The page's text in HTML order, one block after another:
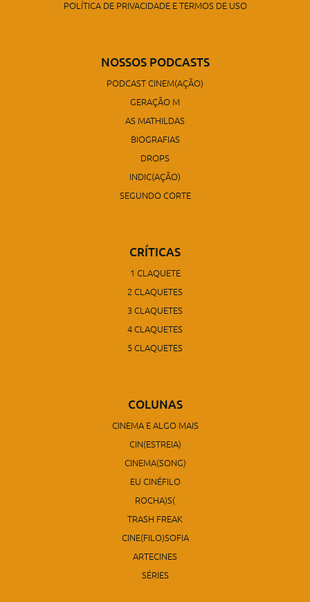
POLÍTICA DE PRIVACIDADE E TERMOS DE USO
NOSSOS PODCASTS
PODCAST CINEM(AÇÃO)
GERAÇÃO M
AS MATHILDAS
BIOGRAFIAS
DROPS
INDIC(AÇÃO)
SEGUNDO CORTE
CRÍTICAS
1 CLAQUETE
2 CLAQUETES
3 CLAQUETES
4 CLAQUETES
5 CLAQUETES
COLUNAS
CINEMA E ALGO MAIS
CIN(ESTREIA)
CINEMA(SONG)
EU CINÉFILO
ROCHA)S(
TRASH FREAK
CINE(FILO)SOFIA
ARTECINES
SÉRIES